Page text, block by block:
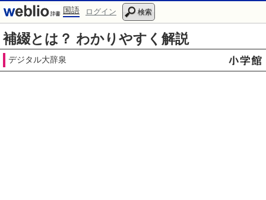
国語 ログイン 検索
補綴とは？ わかりやすく解説
デジタル大辞泉